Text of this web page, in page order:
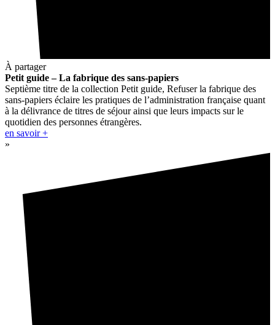
À partager
Petit guide – La fabrique des sans-papiers
Septième titre de la collection Petit guide, Refuser la fabrique des
sans-papiers éclaire les pratiques de l’administration française quant
à la délivrance de titres de séjour ainsi que leurs impacts sur le
quotidien des personnes étrangères.
en savoir +
»